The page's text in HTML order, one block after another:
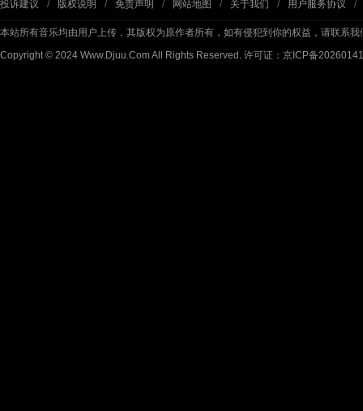
投诉建议 / 版权说明 / 免责声明 / 网站地图 / 关于我们 / 用户服务协议 /
本站所有音乐均由用户上传，其版权为原作者所有，如有侵犯到你的权益，请联系我
Copyright © 2024 Www.Djuu.Com All Rights Reserved. 许可证：京ICP备